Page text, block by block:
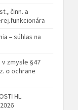
činn. a
– súhlas na
v zmysle §47
o ochrane
HL.